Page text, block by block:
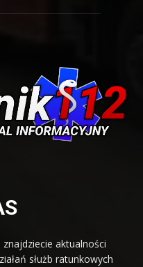
aktualności
służb ratunkowych